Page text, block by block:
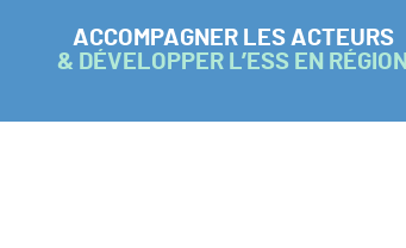
ACCOMPAGNER LES ACTEURS
& DÉVELOPPER L’ESS EN RÉGION